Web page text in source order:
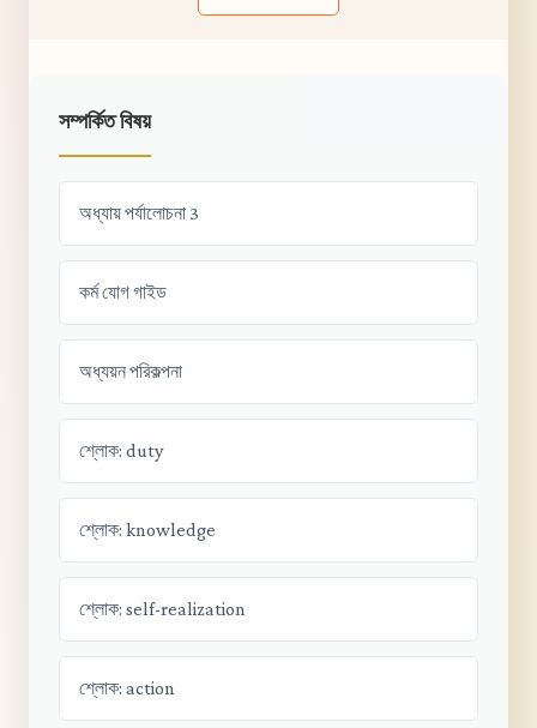
সম্পর্কিত বিষয়
অধ্যায় পর্যালোচনা 3
কর্ম যোগ গাইড
অধ্যয়ন পরিকল্পনা
শ্লোক: duty
শ্লোক: knowledge
শ্লোক: self-realization
শ্লোক: action